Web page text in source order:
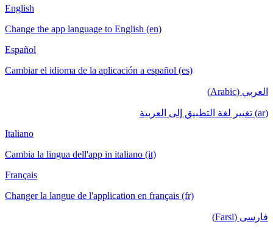
English
Change the app language to English (en)
Español
Cambiar el idioma de la aplicación a español (es)
العربي (Arabic)
(ar) تغيير لغة التطبيق إلى العربية
Italiano
Cambia la lingua dell'app in italiano (it)
Français
Changer la langue de l'application en français (fr)
فارسی (Farsi)